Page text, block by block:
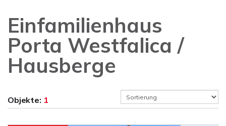
Einfamilienhaus
Porta Westfalica /
Hausberge
Objekte: 1